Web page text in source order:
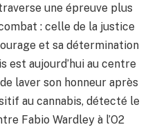
une épreuve plus
: celle de la justice
et sa détermination
est aujourd’hui au centre
laver son honneur après
au cannabis, détecté le
Fabio Wardley à l’O2